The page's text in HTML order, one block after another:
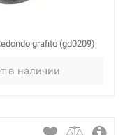
grafito (gd0209)
в наличии